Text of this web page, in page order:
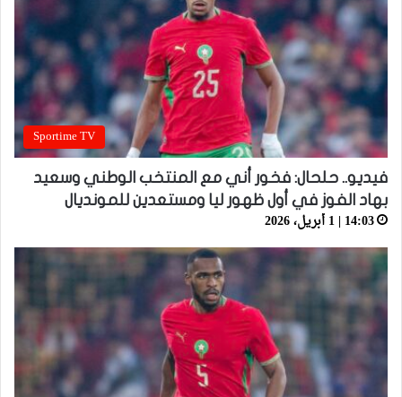
Sportime TV
فيديو.. حلحال: فخور أني مع المنتخب الوطني وسعيد
بهاد الفوز في أول ظهور ليا ومستعدين للمونديال
14:03 | 1 أبريل، 2026